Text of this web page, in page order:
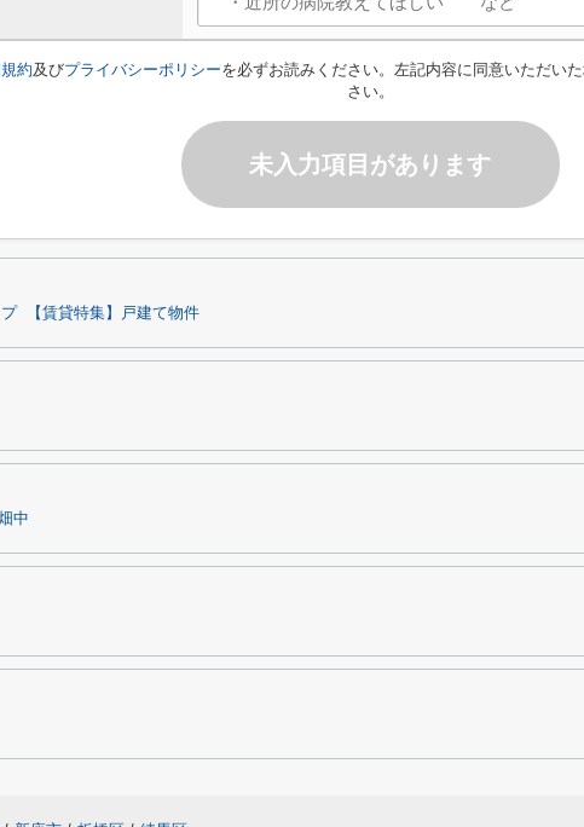
約及びプライバシーポリシーを必ずお読みください。左記内容に同意いただい
さい。
未入力項目があります
【賃貸特集】戸建て物件
中